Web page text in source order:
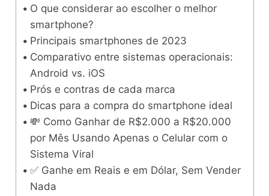
O que considerar ao escolher o melhor
smartphone?
Principais smartphones de 2023
Comparativo entre sistemas operacionais:
Android vs. iOS
Prós e contras de cada marca
Dicas para a compra do smartphone ideal
💸 Como Ganhar de R$2.000 a R$20.000
por Mês Usando Apenas o Celular com o
Sistema Viral
✅ Ganhe em Reais e em Dólar, Sem Vender
Nada